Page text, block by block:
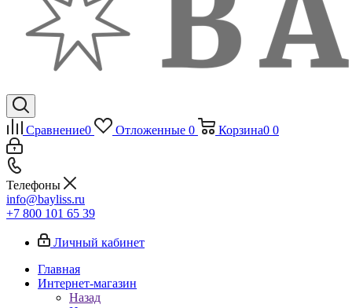
Сравнение0 Отложенные 0 Корзина0 0
Телефоны
info@bayliss.ru
+7 800 101 65 39
Личный кабинет
Главная
Интернет-магазин
Назад